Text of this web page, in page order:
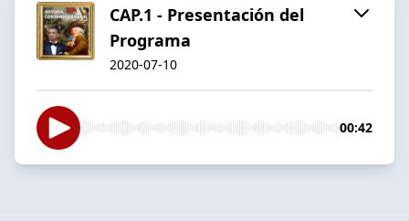
CAP.1 - Presentación del
Programa
2020-07-10
00:42